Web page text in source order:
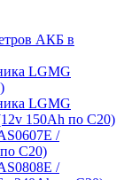
АКБ в
LGMG
LGMG
150Ah по С20)
/
С20)
/